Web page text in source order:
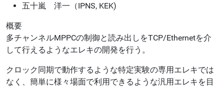
五十嵐 洋一（IPNS, KEK)
概要
多チャンネルMPPCの制御と読み出しをTCP/Ethernetを介
して行えるようなエレキの開発を行う。
クロック同期で動作するような特定実験の専用エレキでは
なく、簡単に様々場面で利用できるような汎用エレキを目